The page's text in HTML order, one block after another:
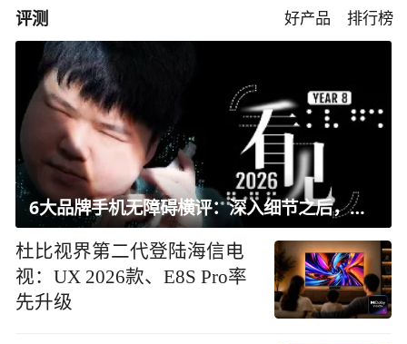
评测 好产品 排行榜
6大品牌手机无障碍横评：深入细节之后，似乎只有苹果能挺住？｜ 看见2026
杜比视界第二代登陆海信电
视：UX 2026款、E8S Pro率
先升级